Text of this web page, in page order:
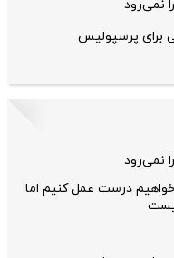
نمی‌رود
برای پرسپولیس
نمی‌رود
می‌خواهیم درست عمل کنیم اما